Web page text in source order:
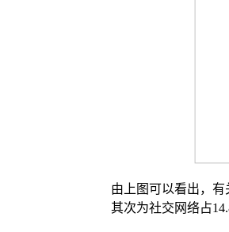
由上图可以看出，
其次为社交网络占